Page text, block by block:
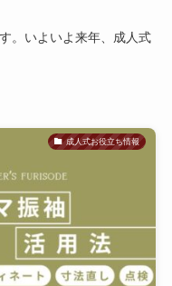
。いよいよ来年、成人式
成人式お役立ち情報